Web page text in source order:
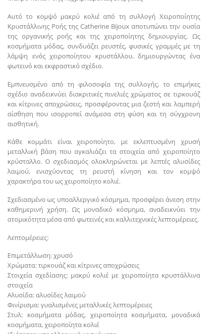
Αυτό το κομψό μακρύ κολιέ από τη συλλογή Χειροποίητης
Κρυστάλλινης Ροής της Catherine Bijoux αποτυπώνει την ουσία
της οργανικής ροής και της χειροποίητης δημιουργίας. Ως
κοσμήματα μόδας, συνδυάζει ρευστές, φυσικές γραμμές με τη
λάμψη ενός χειροποίητου κρυστάλλου, δημιουργώντας ένα
φωτεινό και εκφραστικό σχέδιο.
Εμπνευσμένο από τη φιλοσοφία της συλλογής, το επιμήκες
σχέδιο αναδεικνύει διακριτικές πινελιές χρώματος σε τιρκουάζ
και κίτρινες αποχρώσεις, προσφέροντας μια ζεστή και λαμπερή
αίσθηση που ισορροπεί ανάμεσα στη φύση και τη σύγχρονη
αισθητική.
Κάθε κομμάτι είναι χειροποίητο, με εκλεπτυσμένη χρυσή
μεταλλική βάση που αγκαλιάζει τα στοιχεία από χειροποίητο
κρύσταλλο. Ο σχεδιασμός ολοκληρώνεται με λεπτές αλυσίδες
λαιμού, ενισχύοντας τη ρευστή κίνηση και τον κομψό
χαρακτήρα του ως χειροποίητο κολιέ.
Σχεδιασμένο ως υποαλλεργικό κόσμημα, προσφέρει άνεση στην
καθημερινή χρήση. Ως μοναδικό κόσμημα, αναδεικνύει την
ατομικότητα μέσα από φωτεινές και καλλιτεχνικές λεπτομέρειες.
Λεπτομέρειες:
Επιμετάλλωση: χρυσό
Χρώματα: τιρκουάζ και κίτρινες αποχρώσεις
Στοιχεία σχεδίασης: μακρύ κολιέ με χειροποίητα κρυστάλλινα
στοιχεία
Αλυσίδα: αλυσίδες λαιμού
Φινίρισμα: γυαλισμένες μεταλλικές λεπτομέρειες
Στυλ: κοσμήματα μόδας, χειροποίητα κοσμήματα, μοναδικά
κοσμήματα, χειροποίητα κολιέ